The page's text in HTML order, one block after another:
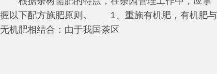
握以下配方施肥原则。 1、重施有机肥，有机肥与
无机肥相结合：由于我国茶区